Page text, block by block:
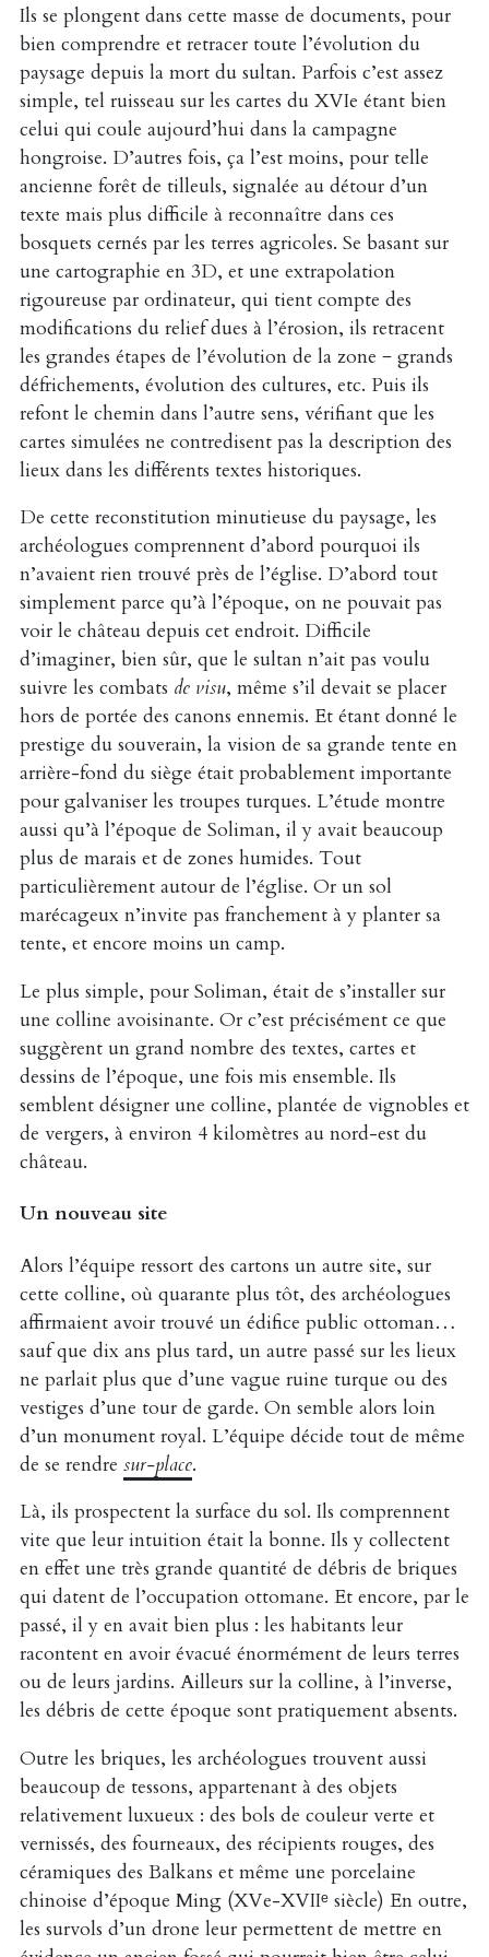
Ils se plongent dans cette masse de documents, pour
bien comprendre et retracer toute l’évolution du
paysage depuis la mort du sultan. Parfois c’est assez
simple, tel ruisseau sur les cartes du XVIe étant bien
celui qui coule aujourd’hui dans la campagne
hongroise. D’autres fois, ça l’est moins, pour telle
ancienne forêt de tilleuls, signalée au détour d’un
texte mais plus difficile à reconnaître dans ces
bosquets cernés par les terres agricoles. Se basant sur
une cartographie en 3D, et une extrapolation
rigoureuse par ordinateur, qui tient compte des
modifications du relief dues à l’érosion, ils retracent
les grandes étapes de l’évolution de la zone − grands
défrichements, évolution des cultures, etc. Puis ils
refont le chemin dans l’autre sens, vérifiant que les
cartes simulées ne contredisent pas la description des
lieux dans les différents textes historiques.
De cette reconstitution minutieuse du paysage, les
archéologues comprennent d’abord pourquoi ils
n’avaient rien trouvé près de l’église. D’abord tout
simplement parce qu’à l’époque, on ne pouvait pas
voir le château depuis cet endroit. Difficile
d’imaginer, bien sûr, que le sultan n’ait pas voulu
suivre les combats de visu, même s’il devait se placer
hors de portée des canons ennemis. Et étant donné le
prestige du souverain, la vision de sa grande tente en
arrière-fond du siège était probablement importante
pour galvaniser les troupes turques. L’étude montre
aussi qu’à l’époque de Soliman, il y avait beaucoup
plus de marais et de zones humides. Tout
particulièrement autour de l’église. Or un sol
marécageux n’invite pas franchement à y planter sa
tente, et encore moins un camp.
Le plus simple, pour Soliman, était de s’installer sur
une colline avoisinante. Or c’est précisément ce que
suggèrent un grand nombre des textes, cartes et
dessins de l’époque, une fois mis ensemble. Ils
semblent désigner une colline, plantée de vignobles et
de vergers, à environ 4 kilomètres au nord-est du
château.
Un nouveau site
Alors l’équipe ressort des cartons un autre site, sur
cette colline, où quarante plus tôt, des archéologues
affirmaient avoir trouvé un édifice public ottoman…
sauf que dix ans plus tard, un autre passé sur les lieux
ne parlait plus que d’une vague ruine turque ou des
vestiges d’une tour de garde. On semble alors loin
d’un monument royal. L’équipe décide tout de même
de se rendre sur-place.
Là, ils prospectent la surface du sol. Ils comprennent
vite que leur intuition était la bonne. Ils y collectent
en effet une très grande quantité de débris de briques
qui datent de l’occupation ottomane. Et encore, par le
passé, il y en avait bien plus : les habitants leur
racontent en avoir évacué énormément de leurs terres
ou de leurs jardins. Ailleurs sur la colline, à l’inverse,
les débris de cette époque sont pratiquement absents.
Outre les briques, les archéologues trouvent aussi
beaucoup de tessons, appartenant à des objets
relativement luxueux : des bols de couleur verte et
vernissés, des fourneaux, des récipients rouges, des
céramiques des Balkans et même une porcelaine
chinoise d’époque Ming (XVe-XVIIᵉ siècle) En outre,
les survols d’un drone leur permettent de mettre en